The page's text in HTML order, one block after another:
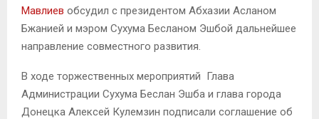
Мавлиев обсудил с президентом Абхазии Асланом
Бжанией и мэром Сухума Бесланом Эшбой дальнейшее
направление совместного развития.
В ходе торжественных мероприятий Глава
Администрации Сухума Беслан Эшба и глава города
Донецка Алексей Кулемзин подписали соглашение об